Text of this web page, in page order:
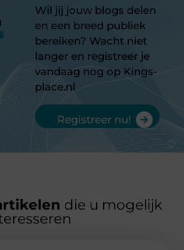
Wil jij jouw blogs delen
en een breed publiek
bereiken? Wacht niet
langer en registreer je
vandaag nog op Kings-
place.nl
Registreer nu!
die u mogelijk